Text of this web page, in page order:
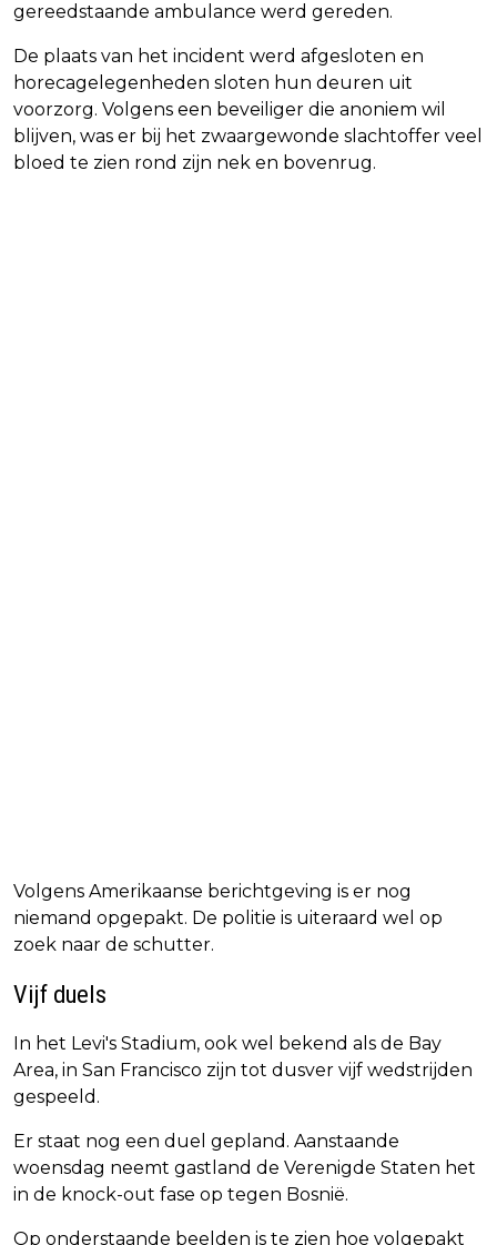
gereedstaande ambulance werd gereden.
De plaats van het incident werd afgesloten en
horecagelegenheden sloten hun deuren uit
voorzorg. Volgens een beveiliger die anoniem wil
blijven, was er bij het zwaargewonde slachtoffer veel
bloed te zien rond zijn nek en bovenrug.
Volgens Amerikaanse berichtgeving is er nog
niemand opgepakt. De politie is uiteraard wel op
zoek naar de schutter.
Vijf duels
In het Levi's Stadium, ook wel bekend als de Bay
Area, in San Francisco zijn tot dusver vijf wedstrijden
gespeeld.
Er staat nog een duel gepland. Aanstaande
woensdag neemt gastland de Verenigde Staten het
in de knock-out fase op tegen Bosnië.
Op onderstaande beelden is te zien hoe volgepakt